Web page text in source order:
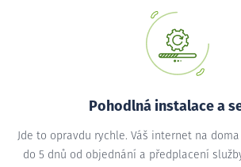
Pohodlná instalace a
Jde to opravdu rychle. Váš internet na
do 5 dnů od objednání a předplacení